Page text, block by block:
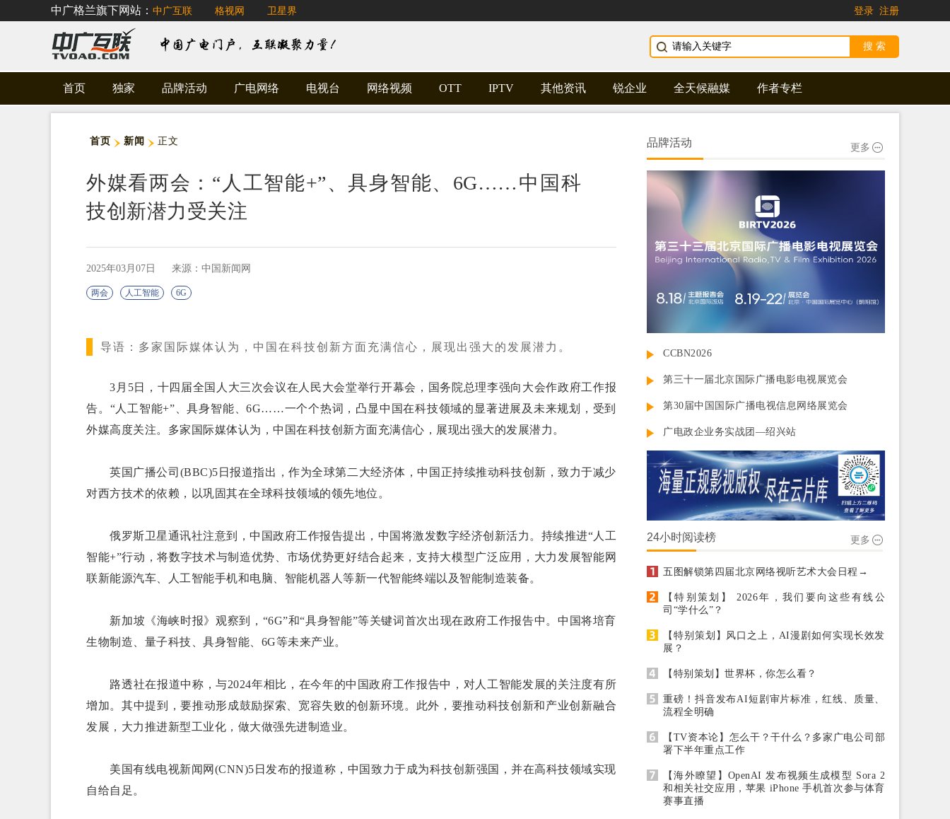
中广格兰旗下网站： 中广互联 格视网 卫星界 登录 注册
首页 独家 品牌活动 广电网络 电视台 网络视频 OTT IPTV 其他资讯 锐企业 全天候融媒 作者专栏
首页 新闻 正文
外媒看两会：“人工智能+”、具身智能、6G……中国科
技创新潜力受关注
2025年03月07日 来源：中国新闻网
两会 人工智能 6G
导语： 多家国际媒体认为，中国在科技创新方面充满信心，展现出强大的发展潜力。
3月5日，十四届全国人大三次会议在人民大会堂举行开幕会，国务院总理李强向大会作政府工作报
告。“人工智能+”、具身智能、6G……一个个热词，凸显中国在科技领域的显著进展及未来规划，受到
外媒高度关注。多家国际媒体认为，中国在科技创新方面充满信心，展现出强大的发展潜力。
英国广播公司(BBC)5日报道指出，作为全球第二大经济体，中国正持续推动科技创新，致力于减少
对西方技术的依赖，以巩固其在全球科技领域的领先地位。
俄罗斯卫星通讯社注意到，中国政府工作报告提出，中国将激发数字经济创新活力。持续推进“人工
智能+”行动，将数字技术与制造优势、市场优势更好结合起来，支持大模型广泛应用，大力发展智能网
联新能源汽车、人工智能手机和电脑、智能机器人等新一代智能终端以及智能制造装备。
新加坡《海峡时报》观察到，“6G”和“具身智能”等关键词首次出现在政府工作报告中。中国将培育
生物制造、量子科技、具身智能、6G等未来产业。
路透社在报道中称，与2024年相比，在今年的中国政府工作报告中，对人工智能发展的关注度有所
增加。其中提到，要推动形成鼓励探索、宽容失败的创新环境。此外，要推动科技创新和产业创新融合
发展，大力推进新型工业化，做大做强先进制造业。
美国有线电视新闻网(CNN)5日发布的报道称，中国致力于成为科技创新强国，并在高科技领域实现
自给自足。
品牌活动 更多
CCBN2026
第三十一届北京国际广播电影电视展览会
第30届中国国际广播电视信息网络展览会
广电政企业务实战团—绍兴站
24小时阅读榜 更多
五图解锁第四届北京网络视听艺术大会日程→
【特别策划】 2026年，我们要向这些有线公
司“学什么”？
【特别策划】风口之上，AI漫剧如何实现长效发
展？
【特别策划】世界杯，你怎么看？
重磅！抖音发布AI短剧审片标准，红线、质量、
流程全明确
【TV资本论】怎么干？干什么？多家广电公司部
署下半年重点工作
【海外瞭望】OpenAI 发布视频生成模型 Sora 2
和相关社交应用，苹果 iPhone 手机首次参与体育
赛事直播